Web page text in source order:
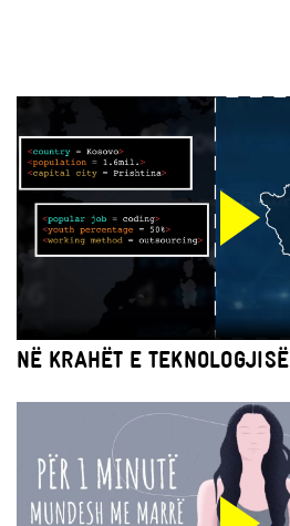
NË KRAHËT E TEKNOLOGJISË